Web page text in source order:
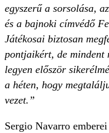
egyszerű a sorsolása,
és a bajnoki címvédő
Játékosai biztosan
pontjaikért, de mindent
legyen először
a héten, hogy
vezet.”
Sergio Navarro